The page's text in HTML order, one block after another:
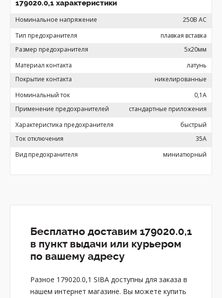
179020.0,1 характеристики
Номинальное напряжение
250В AC
Тип предохранителя
плавкая вставка
Размер предохранителя
5x20мм
Материал контакта
латунь
Покрытие контакта
никелированные
Номинальный ток
0,1А
Применение предохранителей
стандартные приложения
Характеристика предохранителя
быстрый
Ток отключения
35А
Вид предохранителя
миниатюрный
Бесплатно доставим 179020.0,1
в пункт выдачи или курьером
по вашему адресу
Разное 179020.0,1 SIBA доступны для заказа в
нашем интернет магазине. Вы можете купить